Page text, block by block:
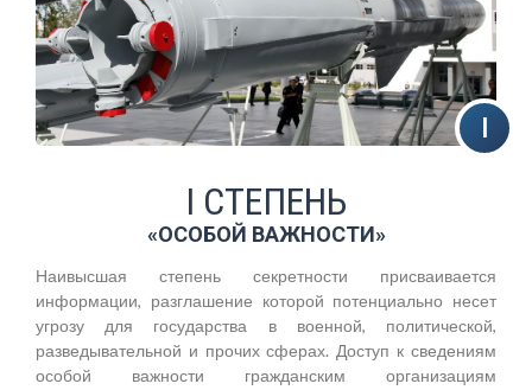
I СТЕПЕНЬ
«ОСОБОЙ ВАЖНОСТИ»
Наивысшая степень секретности присваивается
информации, разглашение которой потенциально несет
угрозу для государства в военной, политической,
разведывательной и прочих сферах. Доступ к сведениям
особой важности гражданским организациям